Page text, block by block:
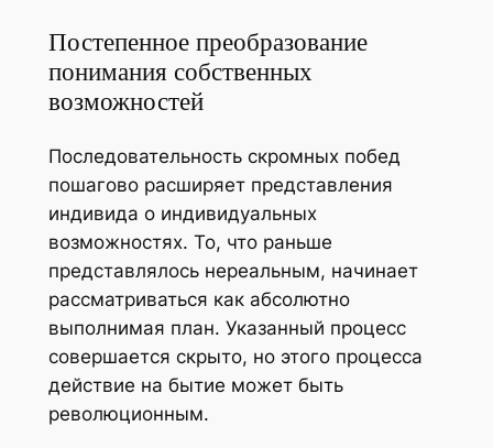
Постепенное преобразование
понимания собственных
возможностей
Последовательность скромных побед
пошагово расширяет представления
индивида о индивидуальных
возможностях. То, что раньше
представлялось нереальным, начинает
рассматриваться как абсолютно
выполнимая план. Указанный процесс
совершается скрыто, но этого процесса
действие на бытие может быть
революционным.